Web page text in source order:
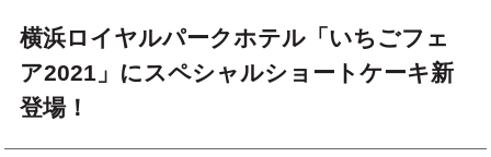
横浜ロイヤルパークホテル「いちごフェ
ア2021」にスペシャルショートケーキ新
登場！